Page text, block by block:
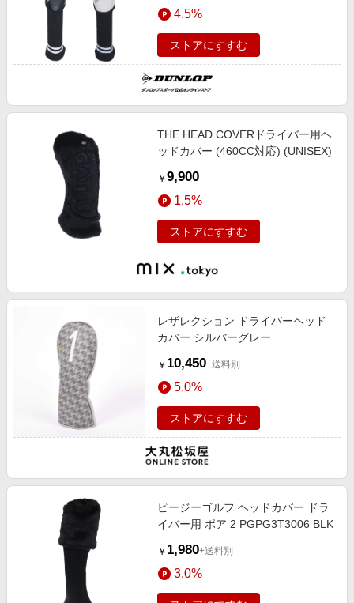
4.5%
ストアにすすむ
THE HEAD COVERドライバー用ヘ
ッドカバー (460CC対応) (UNISEX)
￥ 9,900
1.5%
ストアにすすむ
レザレクション ドライバーヘッド
カバー シルバーグレー
￥ 10,450+送料別
5.0%
ストアにすすむ
ピージーゴルフ ヘッドカバー ドラ
イバー用 ボア 2 PGPG3T3006 BLK
￥ 1,980+送料別
3.0%